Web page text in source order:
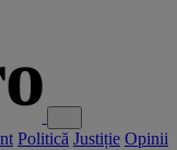
Politică Justiție Opinii